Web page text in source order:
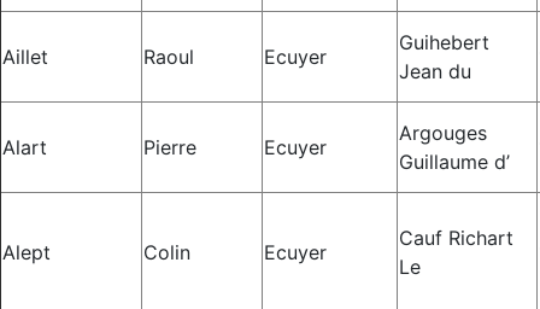
Aillet Raoul Ecuyer
Guihebert
Jean du
Alart Pierre Ecuyer
Argouges
Guillaume d’
Alept Colin Ecuyer
Cauf Richart
Le